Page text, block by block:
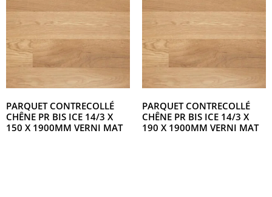
PARQUET CONTRECOLLÉ
CHÊNE PR BIS ICE 14/3 X
150 X 1900MM VERNI MAT
PARQUET CONTRECOLLÉ
CHÊNE PR BIS ICE 14/3 X
190 X 1900MM VERNI MAT